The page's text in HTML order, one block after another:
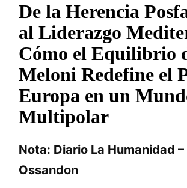
De la Herencia
al Liderazgo
Cómo el Equilibrio
Meloni Redefine el
Europa en un
Multipolar
Nota: Diario La Humanidad
Ossandon